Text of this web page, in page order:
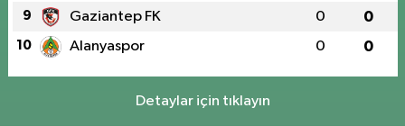
9 Gaziantep FK 0 0
10 Alanyaspor 0 0
Detaylar için tıklayın